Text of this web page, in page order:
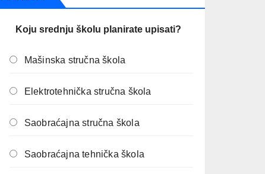
Koju srednju školu planirate upisati?
Mašinska stručna škola
Elektrotehnička stručna škola
Saobraćajna stručna škola
Saobraćajna tehnička škola